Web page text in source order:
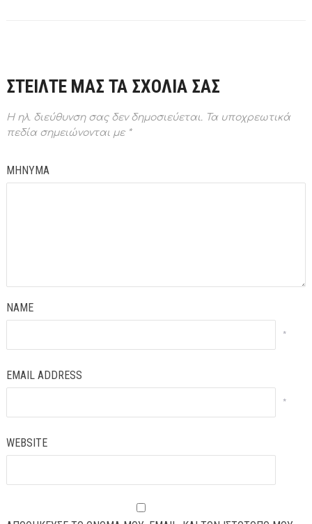
ΣΤΕΙΛΤΕ ΜΑΣ ΤΑ ΣΧΟΛΙΑ ΣΑΣ
Η ηλ. διεύθυνση σας δεν δημοσιεύεται.Τα υποχρεωτικά
πεδία σημειώνονται με *
ΜΗΝΥΜΑ
NAME
*
EMAIL ADDRESS
*
WEBSITE